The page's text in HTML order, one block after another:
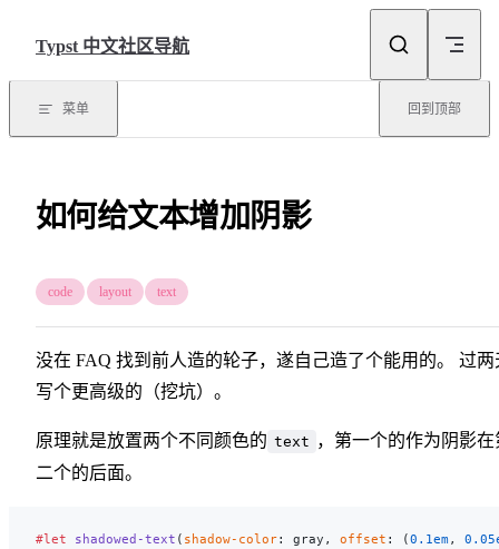
Typst 中文社区导航
菜单 回到顶部
如何给文本增加阴影
code layout text
没在 FAQ 找到前人造的轮子，遂自己造了个能用的。 过两
写个更高级的（挖坑）。
原理就是放置两个不同颜色的 text ，第一个的作为阴影在
二个的后面。
#let shadowed-text ( shadow-color: gray, offset : (0.1em,